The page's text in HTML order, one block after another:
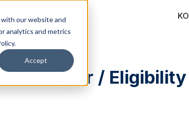
our website and
analytics and metrics
Accept
KO
Publisher / Eligibility